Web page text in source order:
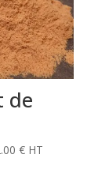
de
€Plage
HT